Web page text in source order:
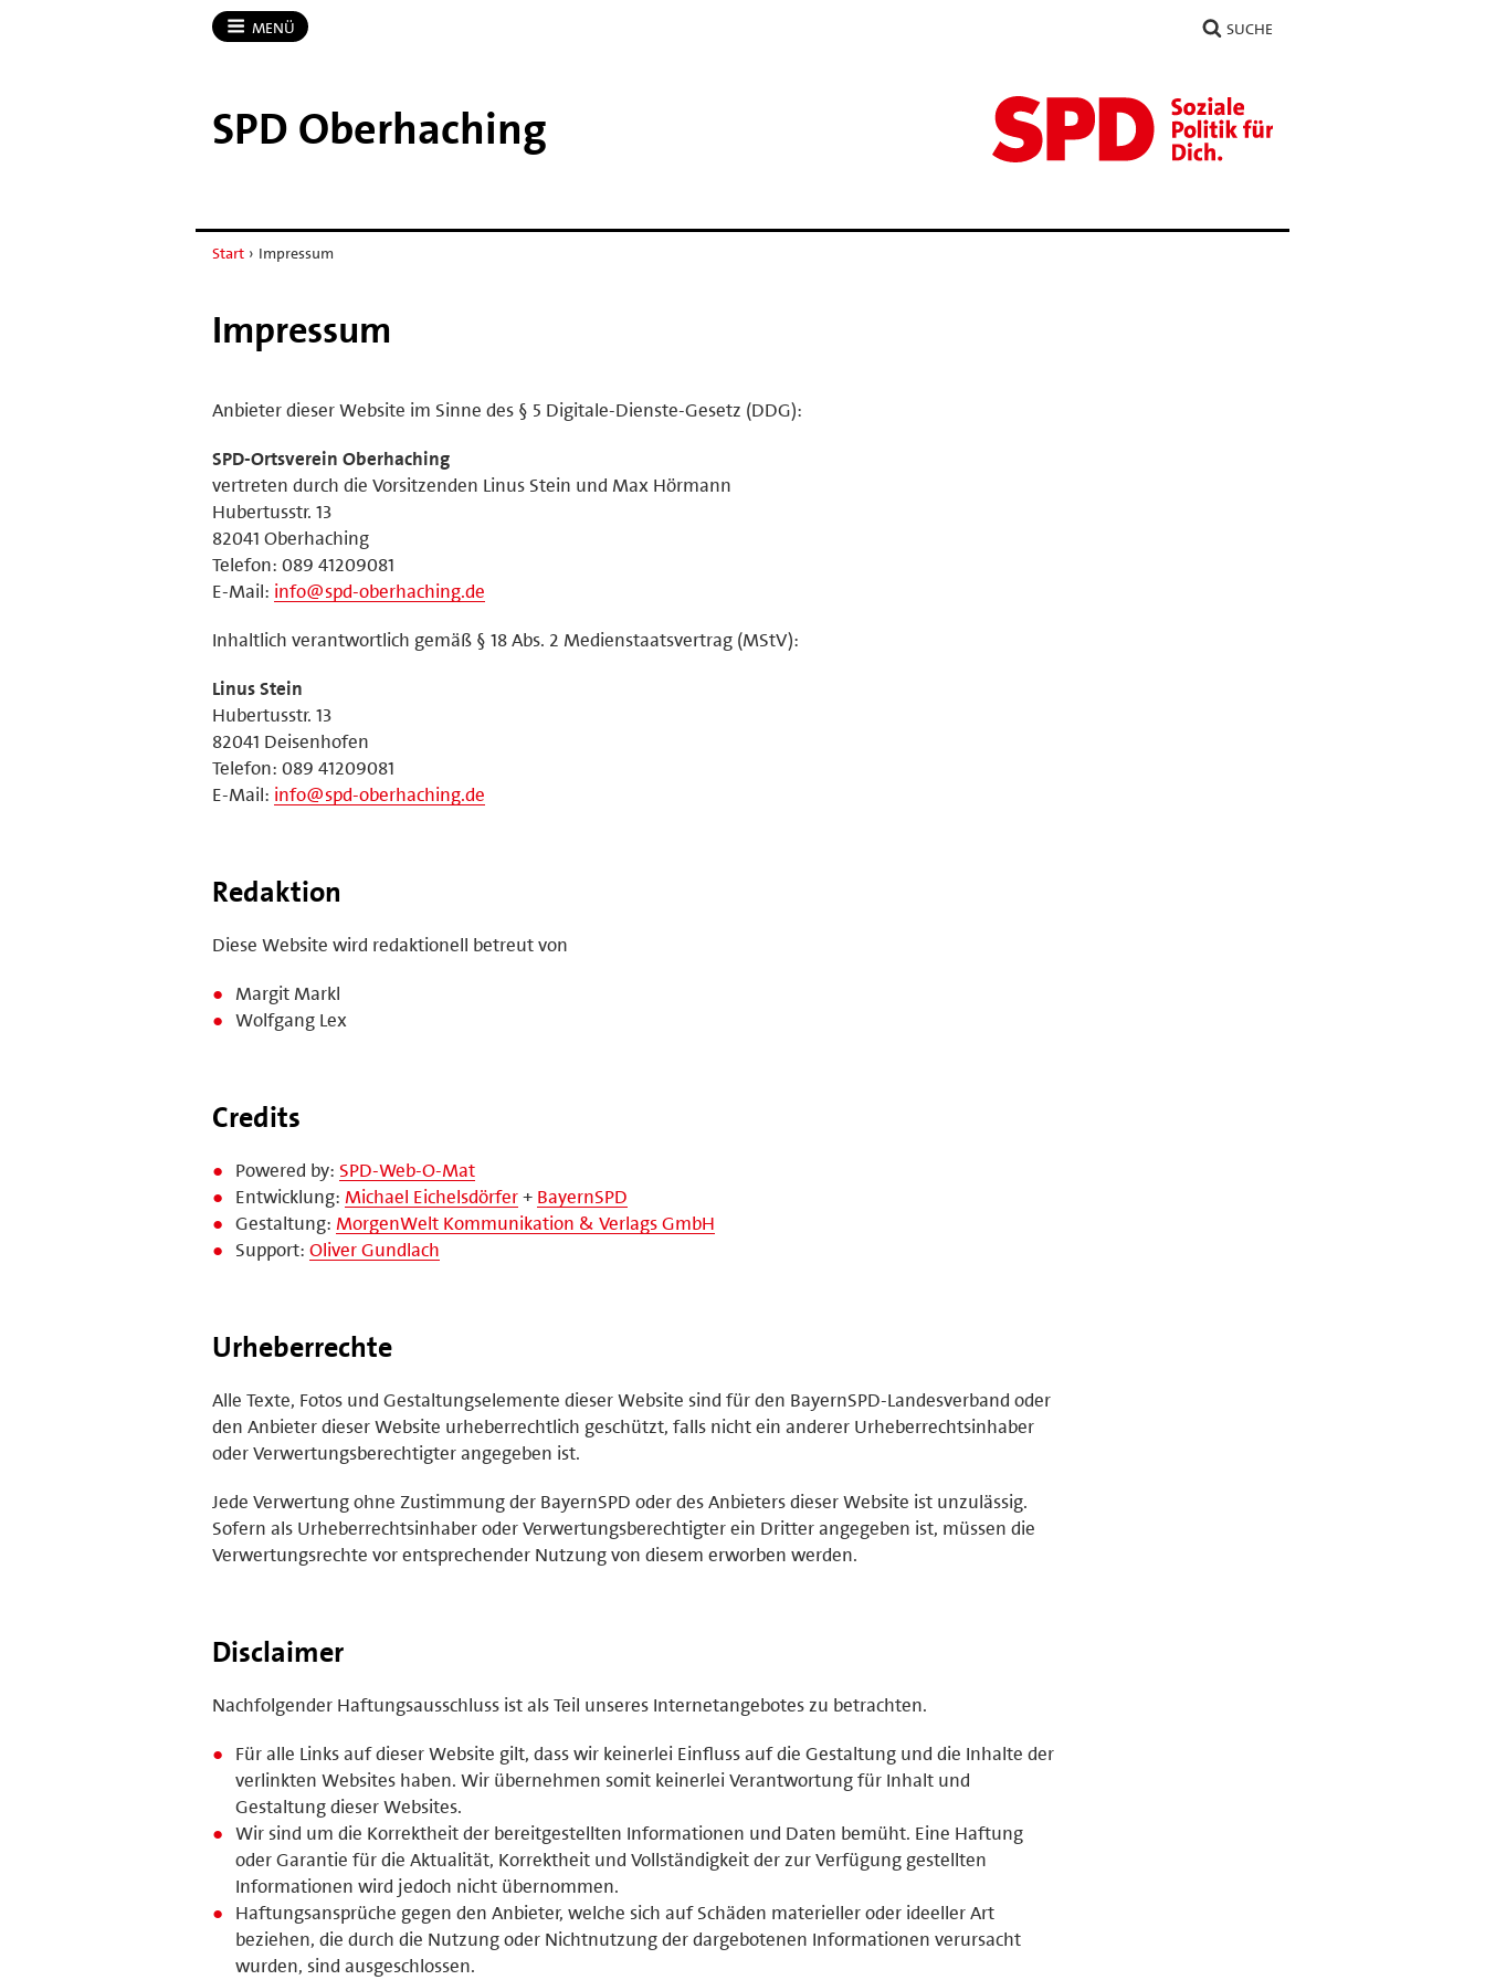
MENÜ SUCHE
SPD Oberhaching
Start › Impressum
Impressum
Anbieter dieser Website im Sinne des § 5 Digitale-Dienste-Gesetz (DDG):
SPD-Ortsverein Oberhaching
vertreten durch die Vorsitzenden Linus Stein und Max Hörmann
Hubertusstr. 13
82041 Oberhaching
Telefon: 089 41209081
E-Mail: info@spd-oberhaching.de
Inhaltlich verantwortlich gemäß § 18 Abs. 2 Medienstaatsvertrag (MStV):
Linus Stein
Hubertusstr. 13
82041 Deisenhofen
Telefon: 089 41209081
E-Mail: info@spd-oberhaching.de
Redaktion
Diese Website wird redaktionell betreut von
Margit Markl
Wolfgang Lex
Credits
Powered by: SPD-Web-O-Mat
Entwicklung:Michael Eichelsdörfer+ BayernSPD
Gestaltung:MorgenWelt Kommunikation & Verlags GmbH
Support:Oliver Gundlach
Urheberrechte
Alle Texte, Fotos und Gestaltungselemente dieser Website sind für den BayernSPD-Landesverband oder
den Anbieter dieser Website urheberrechtlich geschützt, falls nicht ein anderer Urheberrechtsinhaber
oder Verwertungsberechtigter angegeben ist.
Jede Verwertung ohne Zustimmung der BayernSPD oder des Anbieters dieser Website ist unzulässig.
Sofern als Urheberrechtsinhaber oder Verwertungsberechtigter ein Dritter angegeben ist, müssen die
Verwertungsrechte vor entsprechender Nutzung von diesem erworben werden.
Disclaimer
Nachfolgender Haftungsausschluss ist als Teil unseres Internetangebotes zu betrachten.
Für alle Links auf dieser Website gilt, dass wir keinerlei Einfluss auf die Gestaltung und die Inhalte der
verlinkten Websites haben. Wir übernehmen somit keinerlei Verantwortung für Inhalt und
Gestaltung dieser Websites.
Wir sind um die Korrektheit der bereitgestellten Informationen und Daten bemüht. Eine Haftung
oder Garantie für die Aktualität, Korrektheit und Vollständigkeit der zur Verfügung gestellten
Informationen wird jedoch nicht übernommen.
Haftungsansprüche gegen den Anbieter, welche sich auf Schäden materieller oder ideeller Art
beziehen, die durch die Nutzung oder Nichtnutzung der dargebotenen Informationen verursacht
wurden, sind ausgeschlossen.